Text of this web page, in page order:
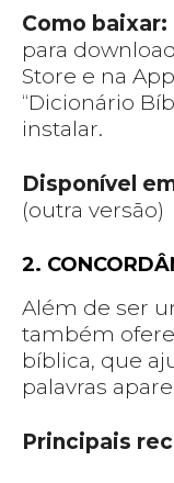
Como baixar:
para
Store e na
“Dicionário
instalar.
Disponível
(outra versão)
2.
Além de ser
também
bíblica, que
palavras
Principais